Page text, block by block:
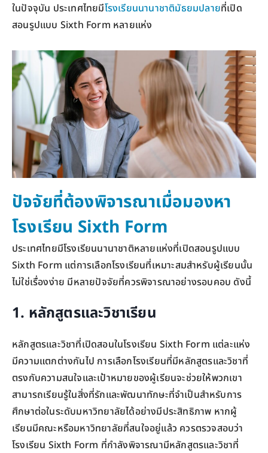
ในปัจจุบัน ประเทศไทยมีโรงเรียนนานาชาติมัธยมปลายที่เปิด
สอนรูปแบบ Sixth Form หลายแห่ง
ปัจจัยที่ต้องพิจารณาเมื่อมองหา
โรงเรียน Sixth Form
ประเทศไทยมีโรงเรียนนานาชาติหลายแห่งที่เปิดสอนรูปแบบ
Sixth Form แต่การเลือกโรงเรียนที่เหมาะสมสำหรับผู้เรียนนั้น
ไม่ใช่เรื่องง่าย มีหลายปัจจัยที่ควรพิจารณาอย่างรอบคอบ ดังนี้
1. หลักสูตรและวิชาเรียน
หลักสูตรและวิชาที่เปิดสอนในโรงเรียน Sixth Form แต่ละแห่ง
มีความแตกต่างกันไป การเลือกโรงเรียนที่มีหลักสูตรและวิชาที่
ตรงกับความสนใจและเป้าหมายของผู้เรียนจะช่วยให้พวกเขา
สามารถเรียนรู้ในสิ่งที่รักและพัฒนาทักษะที่จำเป็นสำหรับการ
ศึกษาต่อในระดับมหาวิทยาลัยได้อย่างมีประสิทธิภาพ หากผู้
เรียนมีคณะหรือมหาวิทยาลัยที่สนใจอยู่แล้ว ควรตรวจสอบว่า
โรงเรียน Sixth Form ที่กำลังพิจารณามีหลักสูตรและวิชาที่